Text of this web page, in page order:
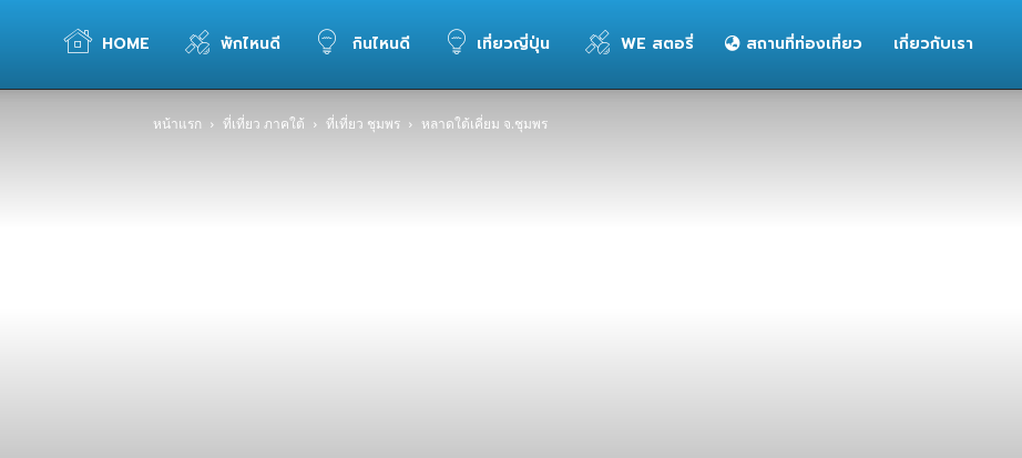
WELOVETOGO
HOME พักไหนดี กินไหนดี เที่ยวญี่ปุ่น WE สตอรี่ สถานที่ท่องเที่ยว เกี่ยวกับเรา
หน้าแรก ที่เที่ยว ภาคใต้ ที่เที่ยว ชุมพร หลาดใต้เคี่ยม จ.ชุมพร